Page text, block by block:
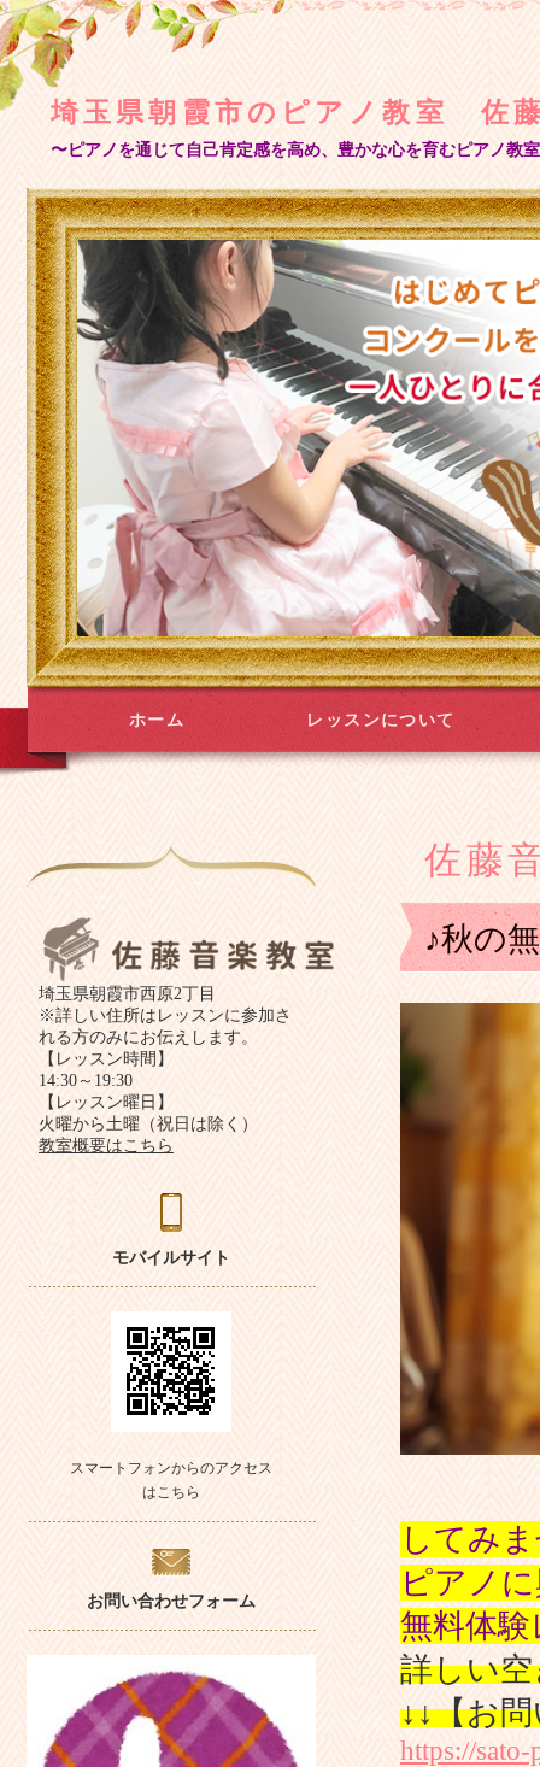
埼玉県朝霞市のピアノ教室 佐
〜ピアノを通じて自己肯定感を高め、豊かな心を育むピアノ教
ホーム レッスンについて
佐藤
♪秋の
してみ
ピアノ
無料体
詳しい
↓↓【お
https://
埼玉県朝霞市西原2丁目
※詳しい住所はレッスンに参加さ
れる方のみにお伝えします。
【レッスン時間】
14:30～19:30
【レッスン曜日】
火曜から土曜（祝日は除く）
教室概要はこちら
モバイルサイト
スマートフォンからのアクセス
はこちら
お問い合わせフォーム